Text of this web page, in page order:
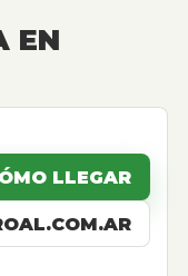
EN
LLEGAR